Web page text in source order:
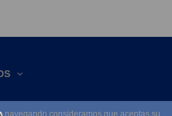
navegando consideramos que aceptas su